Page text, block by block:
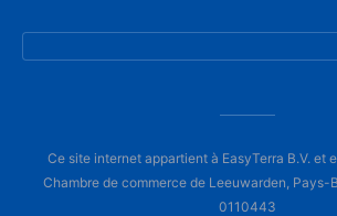
Ce site internet appartient à EasyTerra B.V. et
Chambre de commerce de Leeuwarden, Pays-
0110443